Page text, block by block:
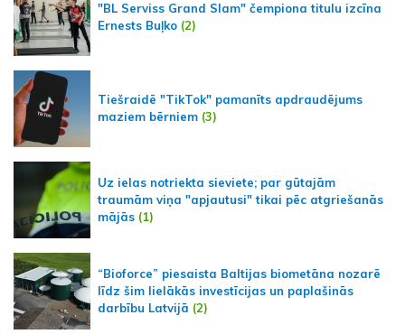
"BL Serviss Grand Slam" čempiona titulu izcīna
Ernests Buļko (2)
Tiešraidē "TikTok" pamanīts apdraudējums
maziem bērniem (3)
Uz ielas notriekta sieviete; par gūtajām
traumām viņa "apjautusi" tikai pēc atgriešanās
mājās (1)
“Bioforce” piesaista Baltijas biometāna nozarē
līdz šim lielākās investīcijas un paplašinās
darbību Latvijā (2)